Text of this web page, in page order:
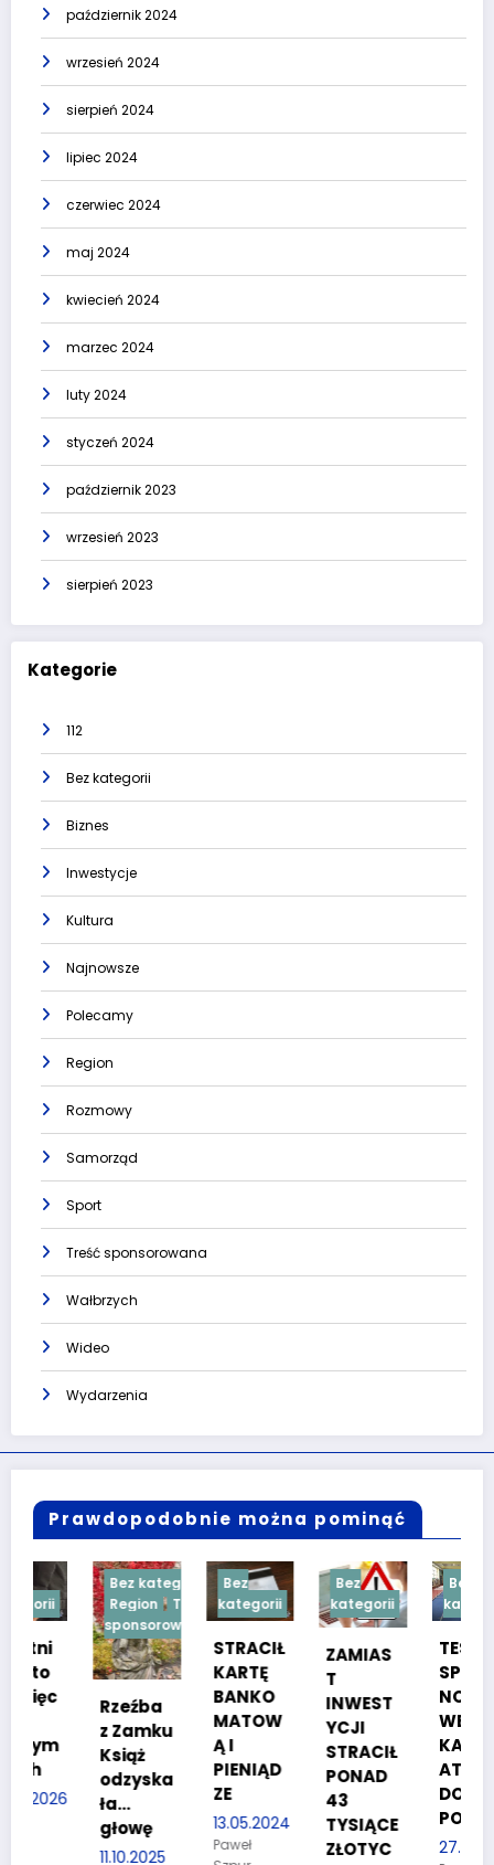
październik 2024
wrzesień 2024
sierpień 2024
lipiec 2024
czerwiec 2024
maj 2024
kwiecień 2024
marzec 2024
luty 2024
styczeń 2024
październik 2023
wrzesień 2023
sierpień 2023
Kategorie
112
Bez kategorii
Biznes
Inwestycje
Kultura
Najnowsze
Polecamy
Region
Rozmowy
Samorząd
Sport
Treść sponsorowana
Wałbrzych
Wideo
Wydarzenia
Prawdopodobnie można pominąć
Bez kategorii
Region
Treść
sponsorowana
Rzeźba
z Zamku
Książ
odzyska
ła…
11.10.2025
Bez
kategorii
STRACIŁ
KARTĘ
BANKO
MATOW
Ą I
PIENIĄD
ZE
13.05.2024
Bez
kategorii
ZAMIAS
T
INWEST
YCJI
STRACIŁ
PONAD
TYSIĄCE
ZŁOTYC
Bez
kategorii
TESTY
SPRAW
NOŚCIO
WE DLA
KANDYD
ATÓW
POLICJI
27.03.2024